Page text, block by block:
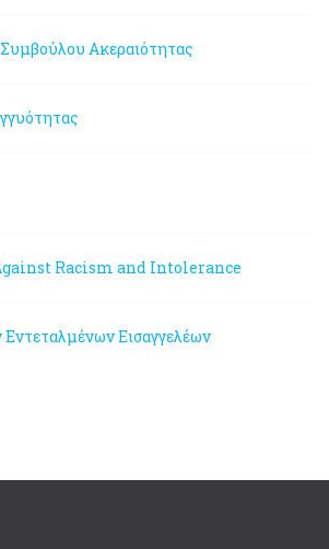
Ακεραιότητας
Racism and Intolerance
Εισαγγελέων